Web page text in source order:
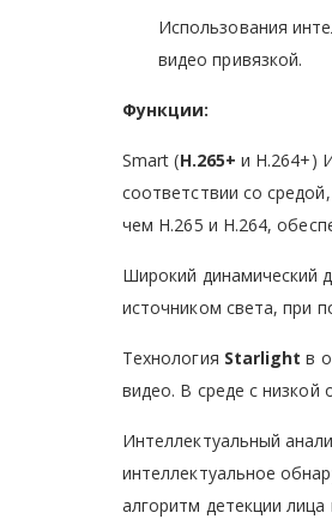
Использования
видео привязкой.
Функции:
Smart (H.265+ и H.264+)
соответствии со
чем H.265 и H.264,
Широкий динамический
источником света, при
Технология Starlight в
видео. В среде с
Интеллектуальный
интеллектуальное
алгоритм детекции